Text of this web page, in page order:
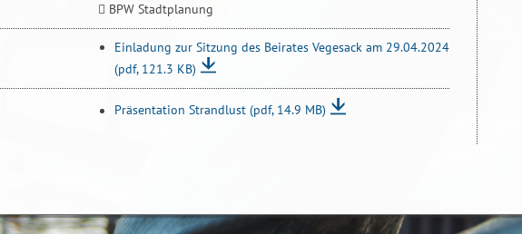
 BPW Stadtplanung
Einladung zur Sitzung des Beirates Vegesack am 29.04.2024
(pdf, 121.3 KB)
Präsentation Strandlust (pdf, 14.9 MB)